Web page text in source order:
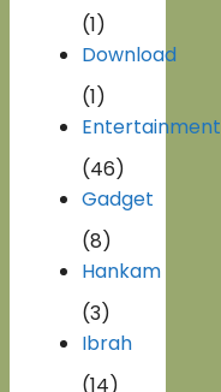
(1)
Download
(1)
Entertainment
(46)
Gadget
(8)
Hankam
(3)
Ibrah
(14)